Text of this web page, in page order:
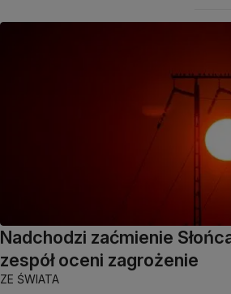
Nadchodzi zaćmienie
zespół oceni zagrożenie
ZE ŚWIATA